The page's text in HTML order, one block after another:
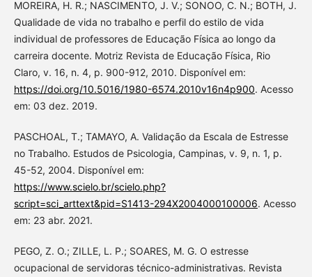
MOREIRA, H. R.; NASCIMENTO, J. V.; SONOO, C. N.; BOTH, J.
Qualidade de vida no trabalho e perfil do estilo de vida
individual de professores de Educação Física ao longo da
carreira docente. Motriz Revista de Educação Física, Rio
Claro, v. 16, n. 4, p. 900-912, 2010. Disponível em:
https://doi.org/10.5016/1980-6574.2010v16n4p900. Acesso
em: 03 dez. 2019.
PASCHOAL, T.; TAMAYO, A. Validação da Escala de Estresse
no Trabalho. Estudos de Psicologia, Campinas, v. 9, n. 1, p.
45-52, 2004. Disponível em:
https://www.scielo.br/scielo.php?
script=sci_arttext&pid=S1413-294X2004000100006. Acesso
em: 23 abr. 2021.
PEGO, Z. O.; ZILLE, L. P.; SOARES, M. G. O estresse
ocupacional de servidoras técnico-administrativas. Revista